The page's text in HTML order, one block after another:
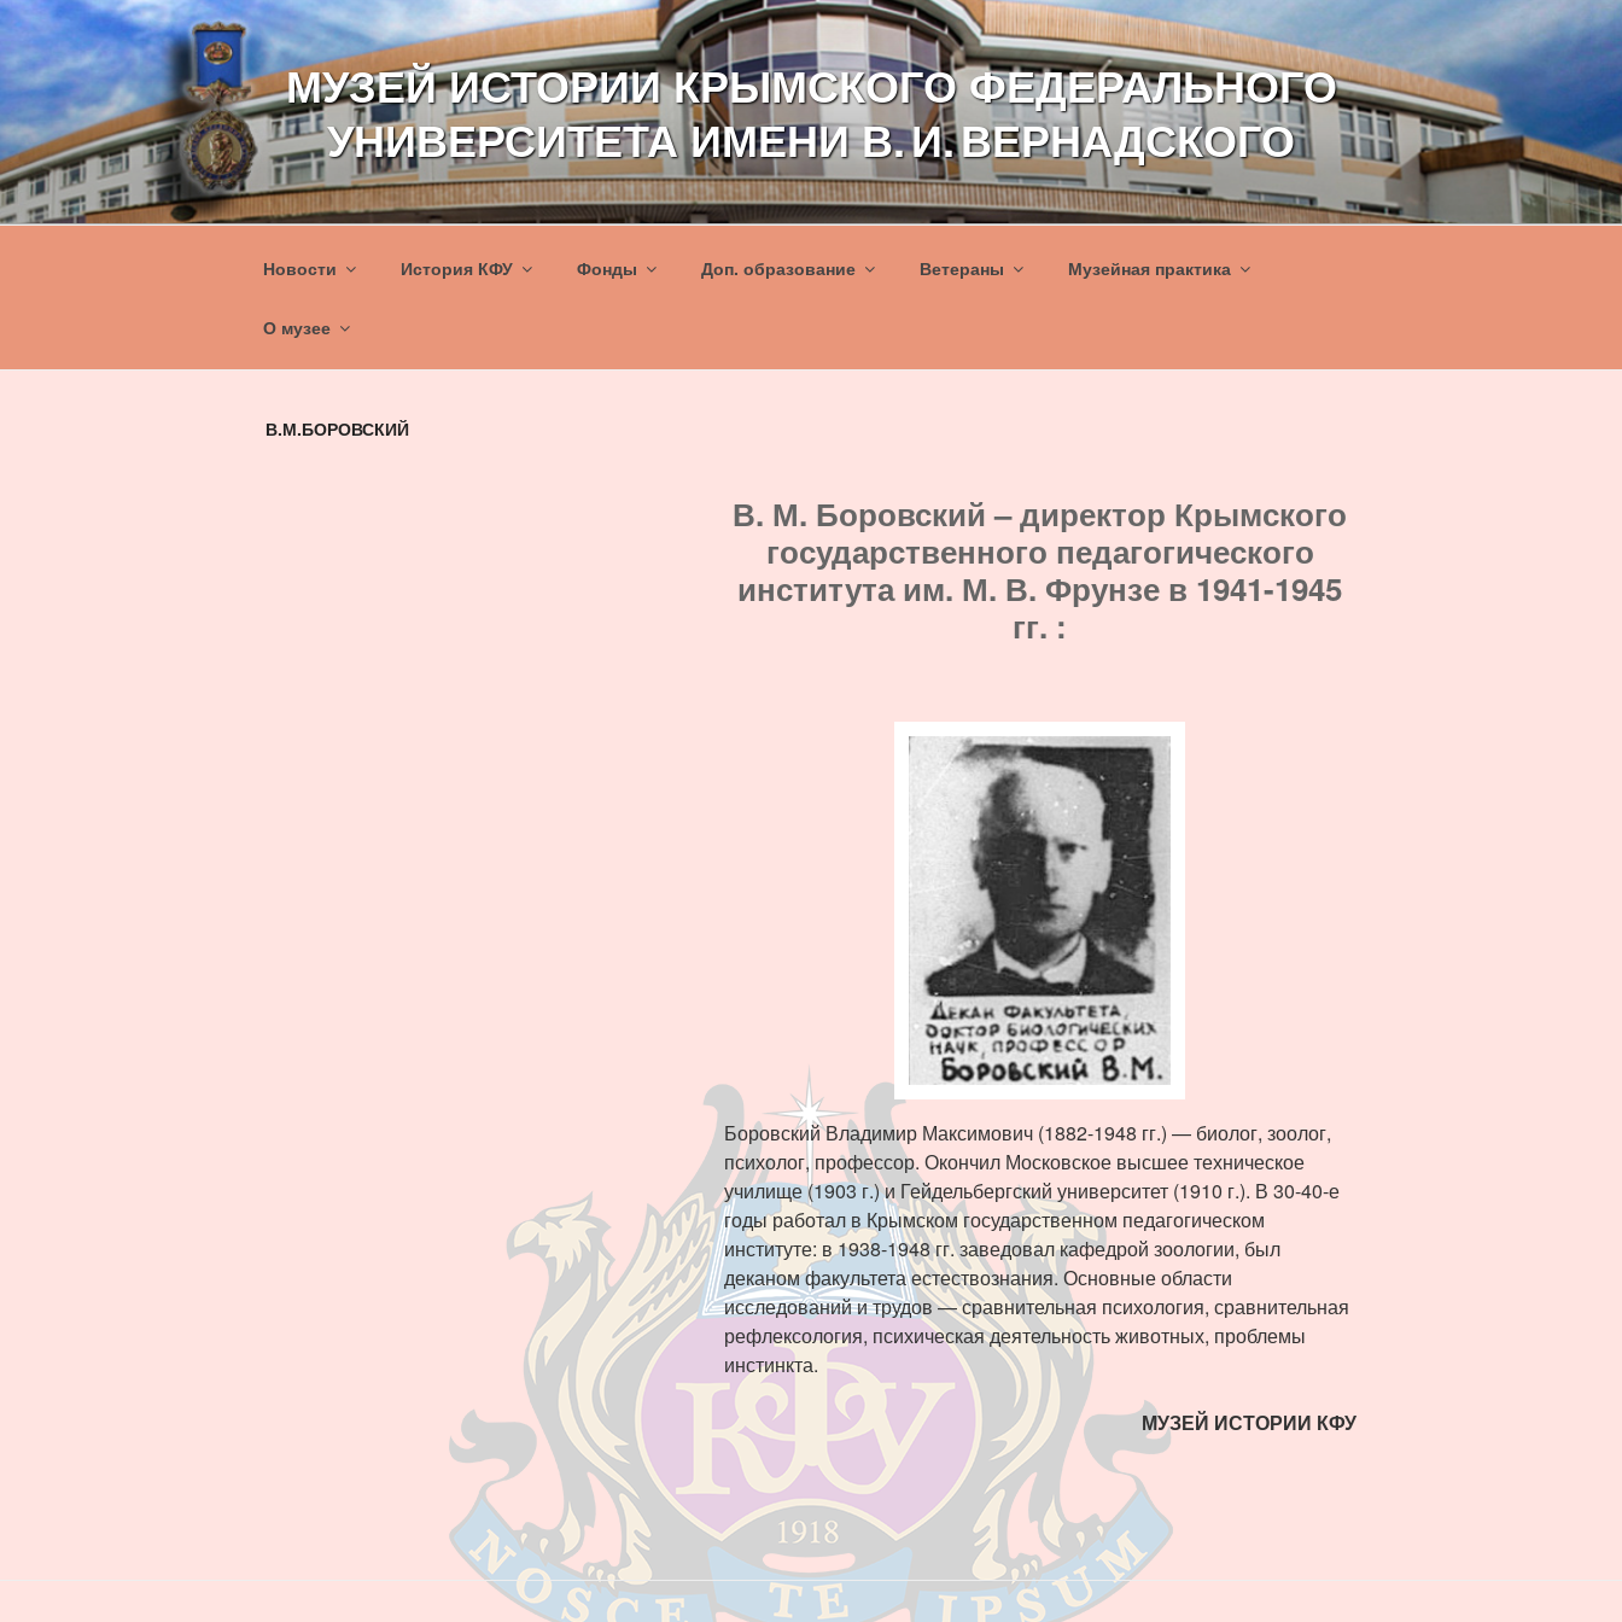
Перейти
содержимому
МУЗЕЙ ИСТОРИИ КРЫМСКОГО ФЕДЕРАЛЬНОГО
УНИВЕРСИТЕТА ИМЕНИ В. И. ВЕРНАДСКОГО
Новости История КФУ Фонды Доп. образование Ветераны Музейная практика
О музее
В.М.БОРОВСКИЙ
В. М. Боровский – директор Крымского
государственного педагогического
института им. М. В. Фрунзе в 1941-1945
гг. :
Боровский Владимир Максимович (1882-1948 гг.) — биолог, зоолог,
психолог, профессор. Окончил Московское высшее техническое
училище (1903 г.) и Гейдельбергский университет (1910 г.). В 30-40-е
годы работал в Крымском государственном педагогическом
институте: в 1938-1948 гг. заведовал кафедрой зоологии, был
деканом факультета естествознания. Основные области
исследований и трудов — сравнительная психология, сравнительная
рефлексология, психическая деятельность животных, проблемы
инстинкта.
МУЗЕЙ ИСТОРИИ КФУ